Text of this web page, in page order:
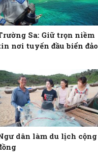
Sa: Giữ trọn niềm
nơi tuyến đầu biển đảo
dân làm du lịch cộng